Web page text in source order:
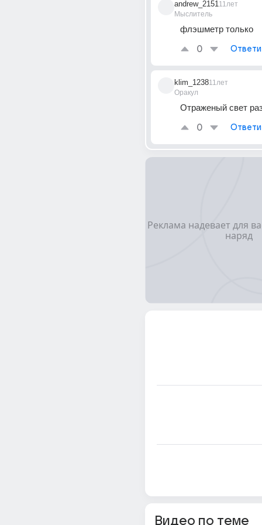
andrew_2151
Мыслитель
11лет
флэшметр только
0
klim_1238
Оракул
11лет
Отраженый свет
0
Видео по теме